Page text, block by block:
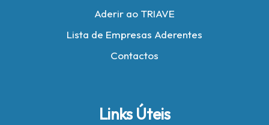
Aderir ao TRIAVE
Lista de Empresas Aderentes
Contactos
Links Úteis